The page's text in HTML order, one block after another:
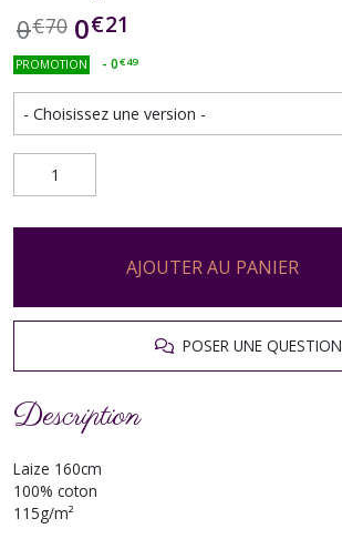
0€70 0€21
PROMOTION - 0€49
AJOUTER AU PANIER
POSER UNE QUESTION
Description
Laize 160cm
100% coton
115g/m²